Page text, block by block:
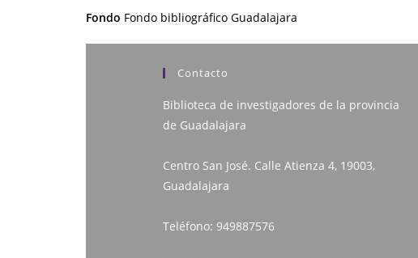
Fondo Fondo bibliográfico Guadalajara
Contacto
Biblioteca de investigadores de la provincia
de Guadalajara
Centro San José. Calle Atienza 4, 19003,
Guadalajara
Teléfono: 949887576